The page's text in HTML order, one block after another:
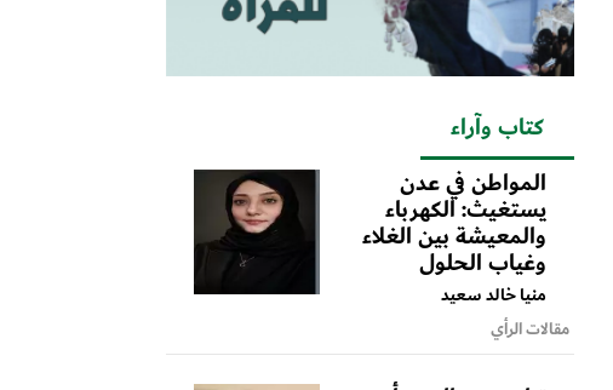
كتاب وآراء
المواطن في عدن
يستغيث: الكهرباء
والمعيشة بين الغلاء
وغياب الحلول
منيا خالد سعيد
مقالات الرأي